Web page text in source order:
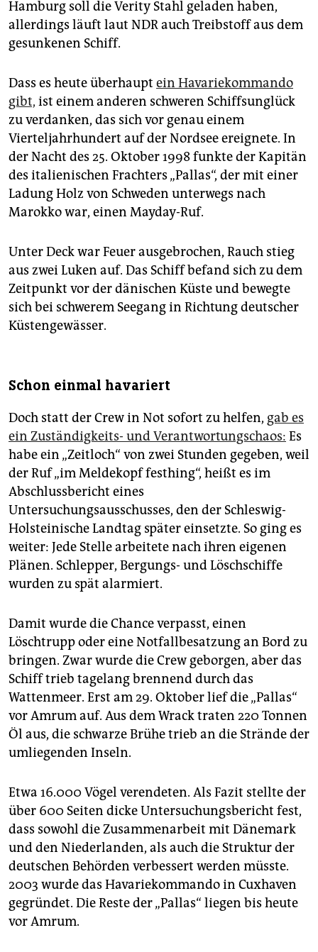
Hamburg soll die Verity Stahl geladen haben,
allerdings läuft laut NDR auch Treibstoff aus dem
gesunkenen Schiff.
Dass es heute überhaupt ein Havariekommando
gibt, ist einem anderen schweren Schiffsunglück
zu verdanken, das sich vor genau einem
Vierteljahrhundert auf der Nordsee ereignete. In
der Nacht des 25. Oktober 1998 funkte der Kapitän
des italienischen Frachters „Pallas“, der mit einer
Ladung Holz von Schweden unterwegs nach
Marokko war, einen Mayday-Ruf.
Unter Deck war Feuer ausgebrochen, Rauch stieg
aus zwei Luken auf. Das Schiff befand sich zu dem
Zeitpunkt vor der dänischen Küste und bewegte
sich bei schwerem Seegang in Richtung deutscher
Küstengewässer.
Schon einmal havariert
Doch statt der Crew in Not sofort zu helfen, gab es
ein Zuständigkeits- und Verantwortungschaos: Es
habe ein „Zeitloch“ von zwei Stunden gegeben, weil
der Ruf „im Meldekopf festhing“, heißt es im
Abschlussbericht eines
Untersuchungsausschusses, den der Schleswig-
Holsteinische Landtag später einsetzte. So ging es
weiter: Jede Stelle arbeitete nach ihren eigenen
Plänen. Schlepper, Bergungs- und Löschschiffe
wurden zu spät alarmiert.
Damit wurde die Chance verpasst, einen
Löschtrupp oder eine Notfallbesatzung an Bord zu
bringen. Zwar wurde die Crew geborgen, aber das
Schiff trieb tagelang brennend durch das
Wattenmeer. Erst am 29. Oktober lief die „Pallas“
vor Amrum auf. Aus dem Wrack traten 220 Tonnen
Öl aus, die schwarze Brühe trieb an die Strände der
umliegenden Inseln.
Etwa 16.000 Vögel verendeten. Als Fazit stellte der
über 600 Seiten dicke Untersuchungsbericht fest,
dass sowohl die Zusammenarbeit mit Dänemark
und den Niederlanden, als auch die Struktur der
deutschen Behörden verbessert werden müsste.
2003 wurde das Havariekommando in Cuxhaven
gegründet. Die Reste der „Pallas“ liegen bis heute
vor Amrum.